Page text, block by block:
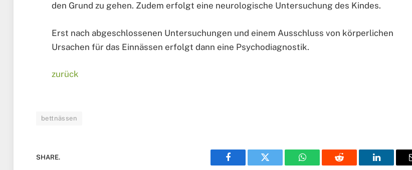
den Grund zu gehen. Zudem erfolgt eine neurologische Untersuchung des Kindes.
Erst nach abgeschlossenen Untersuchungen und einem Ausschluss von körperlichen
Ursachen für das Einnässen erfolgt dann eine Psychodiagnostik.
zurück
bettnässen
SHARE.
Facebook Twitter WhatsAppReddit LinkedIn